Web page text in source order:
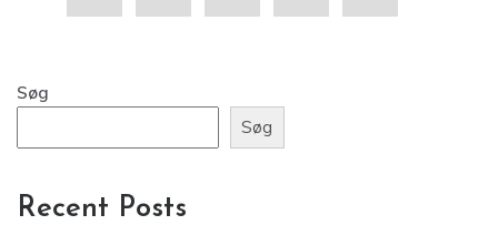
Søg
Søg
Recent Posts